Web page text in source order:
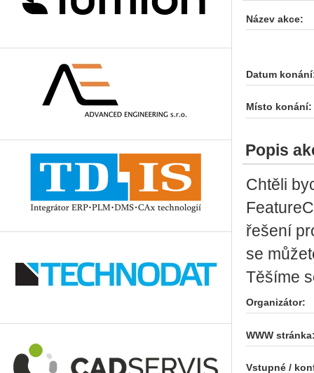
Název akce:
Datum
Místo konání:
Popis
Chtěli
řešení
se
Těšíme
Organizátor:
WWW
Vstupné /